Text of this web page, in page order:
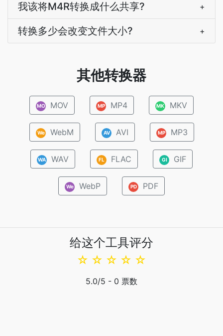
我该将M4R转换成什么共享? +
转换多少会改变文件大小? +
其他转换器
MO MOV MP MP4 MK MKV
We WebM AV AVI MP MP3
WA WAV FL FLAC GI GIF
We WebP PD PDF
给这个工具评分
☆
☆
☆
☆
☆
5.0/5 - 0 票数